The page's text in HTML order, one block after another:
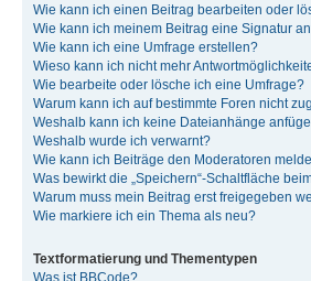
Wie kann ich einen Beitrag bearbeiten oder
Wie kann ich meinem Beitrag eine Signatur
Wie kann ich eine Umfrage erstellen?
Wieso kann ich nicht mehr
Wie bearbeite oder lösche ich eine Umfrage?
Warum kann ich auf bestimmte Foren nicht
Weshalb kann ich keine Dateianhänge
Weshalb wurde ich verwarnt?
Wie kann ich Beiträge den Moderatoren
Was bewirkt die „Speichern“-Schaltfläche
Warum muss mein Beitrag erst freigegeben
Wie markiere ich ein Thema als neu?
Textformatierung und Thementypen
Was ist BBCode?